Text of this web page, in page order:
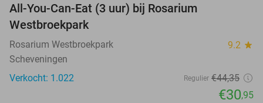
All-You-Can-Eat (3 uur) bij Rosarium
Westbroekpark
Rosarium Westbroekpark 9.2 star
Scheveningen
Verkocht: 1.022
Regulier €44,35
€30,95